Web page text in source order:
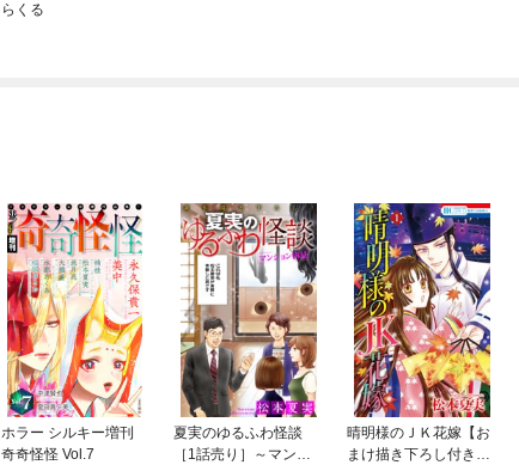
らくる
ホラー シルキー増刊
奇奇怪怪 Vol.7
夏実のゆるふわ怪談
［1話売り］～マンシ
晴明様のＪＫ花嫁【お
まけ描き下ろし付き】